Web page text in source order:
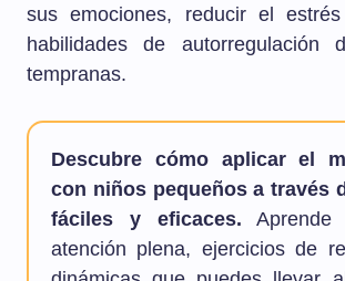
sus emociones, reducir el
habilidades de autorregulación
tempranas.
Descubre cómo aplicar el
con niños pequeños a través
fáciles y eficaces.
atención plena, ejercicios de